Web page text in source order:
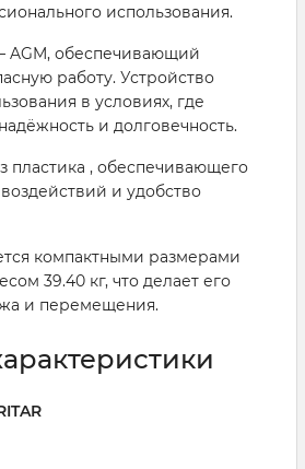
использования.
AGM, обеспечивающий
работу. Устройство
в условиях, где
и долговечность.
пластика , обеспечивающего
и удобство
компактными размерами
39.40 кг, что делает его
и перемещения.